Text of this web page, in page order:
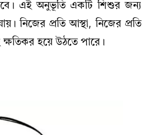
এই অনুভূতি একটি শিশুর জন্য
নিজের প্রতি আস্থা, নিজের প্রতি
হয়ে উঠতে পারে।